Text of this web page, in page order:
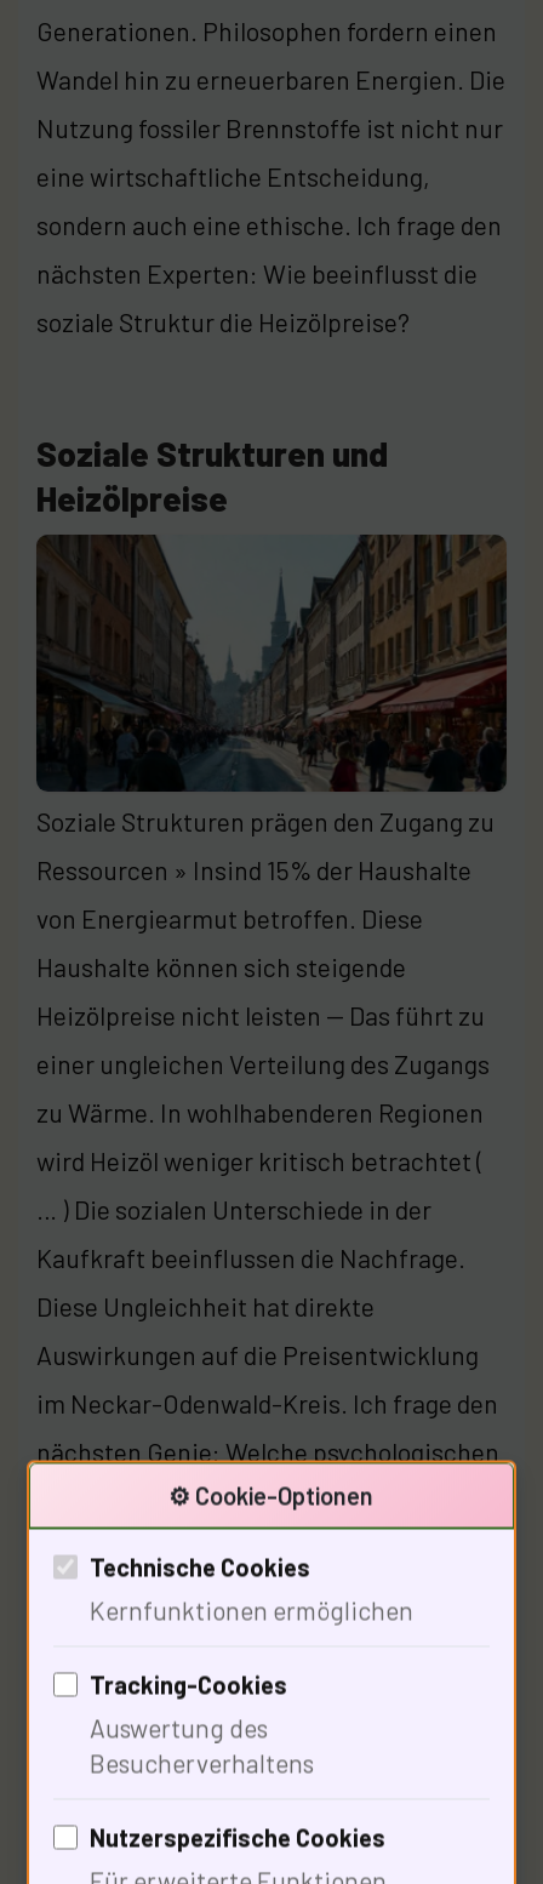
Generationen. Philosophen fordern einen
Wandel hin zu erneuerbaren Energien. Die
Nutzung fossiler Brennstoffe ist nicht nur
eine wirtschaftliche Entscheidung,
sondern auch eine ethische. Ich frage den
nächsten Experten: Wie beeinflusst die
soziale Struktur die Heizölpreise?
Soziale Strukturen und
Heizölpreise
Soziale Strukturen prägen den Zugang zu
Ressourcen » Insind 15% der Haushalte
von Energiearmut betroffen. Diese
Haushalte können sich steigende
Heizölpreise nicht leisten — Das führt zu
einer ungleichen Verteilung des Zugangs
zu Wärme. In wohlhabenderen Regionen
wird Heizöl weniger kritisch betrachtet (
… ) Die sozialen Unterschiede in der
Kaufkraft beeinflussen die Nachfrage.
Diese Ungleichheit hat direkte
Auswirkungen auf die Preisentwicklung
im Neckar-Odenwald-Kreis. Ich frage den
nächsten Genie: Welche psychologischen
Aspekte beeinflussen das
Heizölkaufverhalten?
Psychologie des
Heizölkaufverhaltens
⚙️ Cookie-Optionen
Technische Cookies
Kernfunktionen ermöglichen
Tracking-Cookies
Auswertung des
Besucherverhaltens
Nutzerspezifische Cookies